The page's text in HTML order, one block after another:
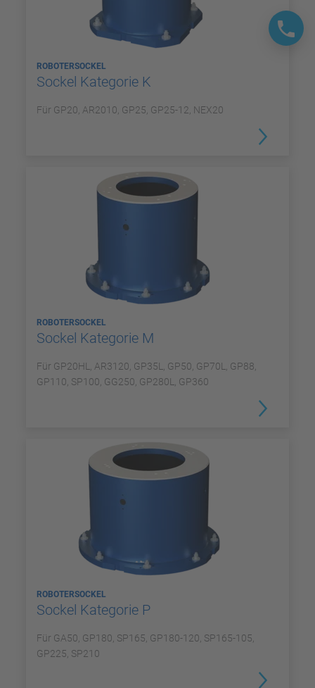
ROBOTERSOCKEL
Sockel Kategorie K
Für GP20, AR2010, GP25, GP25-12, NEX20
ROBOTERSOCKEL
Sockel Kategorie M
Für GP20HL, AR3120, GP35L, GP50, GP70L, GP88,
GP110, SP100, GG250, GP280L, GP360
ROBOTERSOCKEL
Sockel Kategorie P
Für GA50, GP180, SP165, GP180-120, SP165-105,
GP225, SP210